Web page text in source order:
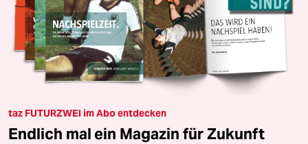
taz FUTURZWEI im Abo entdecken
Endlich mal ein Magazin für Zukunft